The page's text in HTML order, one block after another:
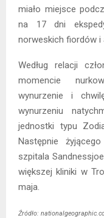
miało miejsce
na 17 dni
norweskich fiordów i
Według relacji
momencie
wynurzenie i
wynurzeniu
jednostki typu
Następnie
szpitala
większej kliniki w
maja.
Źródło: